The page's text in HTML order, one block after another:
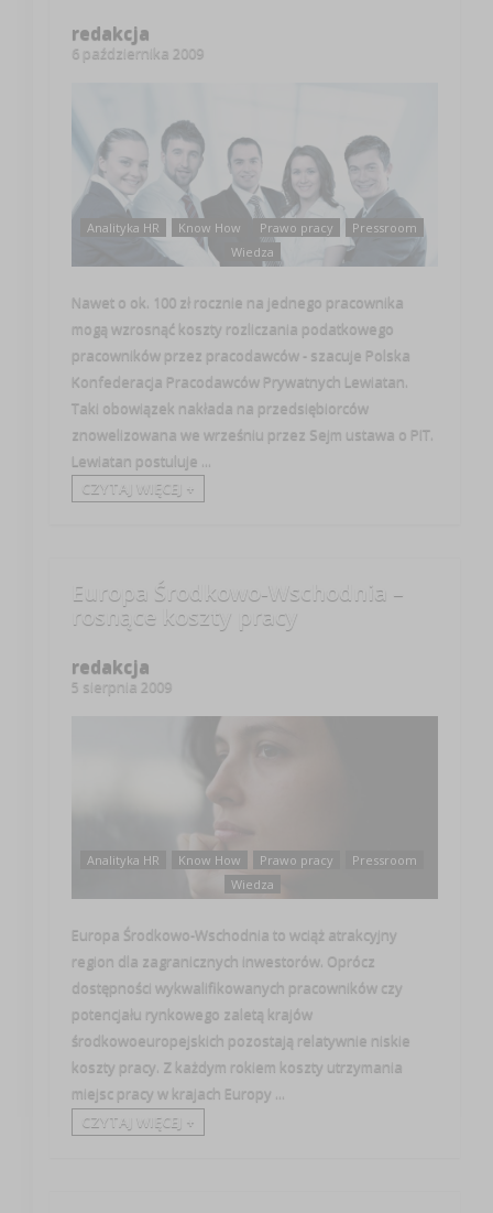
redakcja
6 października 2009
Analityka HR Know How Prawo pracy
Pressroom
Wiedza
Nawet o ok. 100 zł rocznie na jednego pracownika
mogą wzrosnąć koszty rozliczania podatkowego
pracowników przez pracodawców - szacuje Polska
Konfederacja Pracodawców Prywatnych Lewiatan.
Taki obowiązek nakłada na przedsiębiorców
znowelizowana we wrześniu przez Sejm ustawa o PIT.
Lewiatan postuluje ...
CZYTAJ WIĘCEJ +
Europa Środkowo-Wschodnia –
rosnące koszty pracy
redakcja
5 sierpnia 2009
Analityka HR Know How Prawo pracy
Pressroom
Wiedza
Europa Środkowo-Wschodnia to wciąż atrakcyjny
region dla zagranicznych inwestorów. Oprócz
dostępności wykwalifikowanych pracowników czy
potencjału rynkowego zaletą krajów
środkowoeuropejskich pozostają relatywnie niskie
koszty pracy. Z każdym rokiem koszty utrzymania
miejsc pracy w krajach Europy ...
CZYTAJ WIĘCEJ +